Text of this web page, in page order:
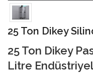
25 Ton Dikey
25 Ton Dikey
Litre